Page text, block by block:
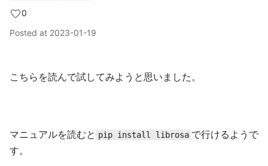
0
Posted at 2023-01-19
こちらを読んで試してみようと思いました。
マニュアルを読むと pip install librosa で行けるようで
す。